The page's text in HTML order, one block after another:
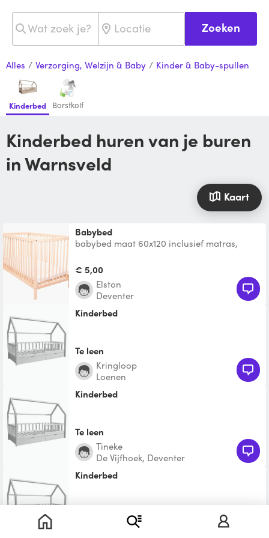
Zoeken
Alles / Verzorging, Welzijn & Baby / Kinder & Baby-spullen
Kinderbed Borstkolf
Kinderbed huren van je buren
in Warnsveld
Kaart
Babybed
babybed maat 60x120 inclusief matras,
€ 5,00
Elston
Deventer
kinderbed
Te leen
Kringloop
Loenen
kinderbed
Te leen
Tineke
De Vijfhoek, Deventer
kinderbed